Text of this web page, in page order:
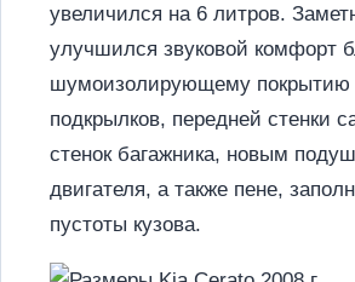
увеличился на 6 литров.
улучшился звуковой комфорт
шумоизолирующему
подкрылков, передней стенки
стенок багажника, новым
двигателя, а также пене,
пустоты кузова.